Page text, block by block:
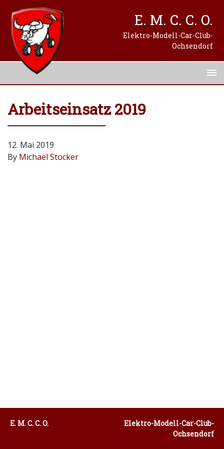
E. M. C. C. O.
Elektro-Modell-Car-Club-
Ochsendorf
Arbeitseinsatz 2019
12. Mai 2019
By Michael Stocker
E. M. C. C. O.
Elektro-Modell-Car-Club-
Ochsendorf